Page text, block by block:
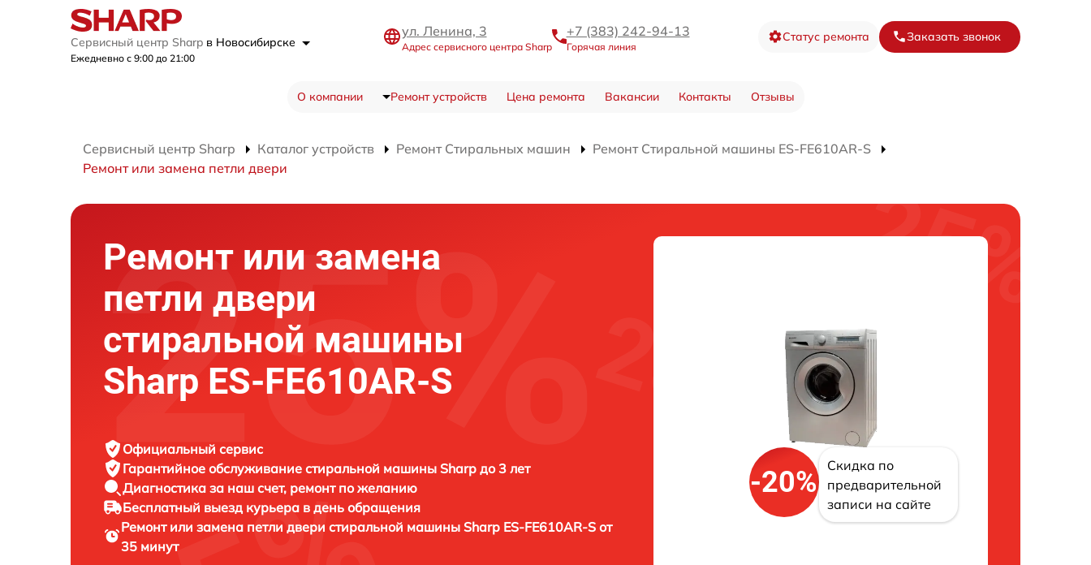
Сервисный центр Sharp в Новосибирске
Ежедневно с 9:00 до 21:00
ул. Ленина, 3
Адрес сервисного центра Sharp
+7 (383) 242-94-13
Горячая линия
Статус ремонта Заказать звонок
О компании Ремонт устройств Цена ремонта Вакансии Контакты Отзывы
Сервисный центр Sharp Каталог устройств Ремонт Стиральных машин
Ремонт Стиральной машины ES-FE610AR-S
Ремонт или замена петли двери
Ремонт или замена
петли двери
стиральной машины
Sharp ES-FE610AR-S
Официальный сервис
Гарантийное обслуживание стиральной машины Sharp до 3 лет
Диагностика за наш счет, ремонт по желанию
Бесплатный выезд курьера в день обращения
Ремонт или замена петли двери стиральной машиныSharp ES-FE610AR-S от
35 минут
-20%
Скидка по
предварительной
записи на сайте